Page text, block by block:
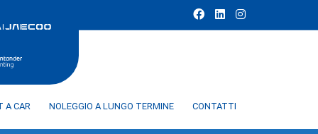
A CAR NOLEGGIO A LUNGO TERMINE CONTATTI